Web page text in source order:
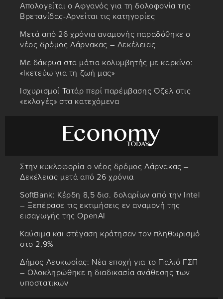
Απολογείται ο Αφγανός για τη δολοφονία της
Βρετανίδας-Αρνείται τις κατηγορίες
Μετά από 26 χρόνια αναμονής παραδόθηκε ο
νέος δρόμος Λάρνακας – Δεκέλειας
Με δάκρυα στα μάτια κολυμβητής με καρκίνο:
«Ικετεύω για τη ζωή μας»
Ισχυρισμοί Τατάρ περί παρέμβασης Όζελ στις
«εκλογές» στα κατεχόμενα
Στην κυκλοφορία ο νέος δρόμος Λάρνακας –
Δεκέλειας μετά από 26 χρόνια
SoftBank: Κέρδη 8,5 δισ. δολαρίων από την Intel
– Ξεπέρασε τις εκτιμήσεις εν αναμονή της
εισαγωγής της OpenAI
Καύσιμα και στέγαση κράτησαν τον πληθωρισμό
στο 2,9%
Δήμος Λευκωσίας: Νέα εποχή για το Παλιό ΓΣΠ
– Ολοκληρώθηκε η διαδικασία ανάθεσης των
υποστατικών